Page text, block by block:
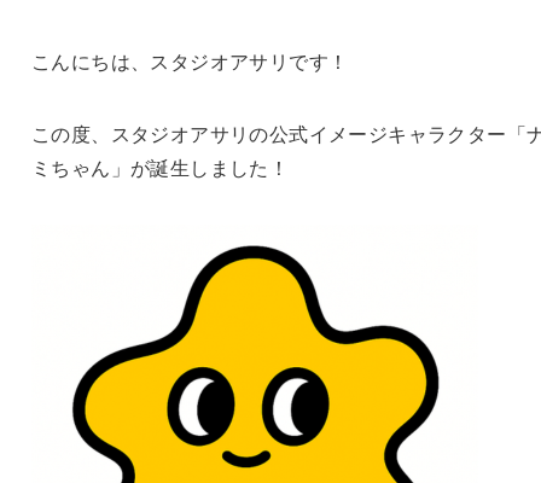
こんにちは、スタジオアサリです！
この度、スタジオアサリの公式イメージキャラクター「
ミちゃん」が誕生しました！